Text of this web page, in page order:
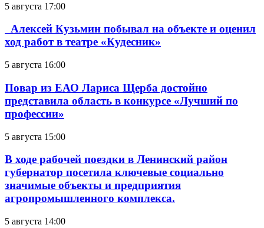
5 августа 17:00
Алексей Кузьмин побывал на объекте и оценил
ход работ в театре «Кудесник»
5 августа 16:00
Повар из ЕАО Лариса Щерба достойно
представила область в конкурсе «Лучший по
профессии»
5 августа 15:00
В ходе рабочей поездки в Ленинский район
губернатор посетила ключевые социально
значимые объекты и предприятия
агропромышленного комплекса.
5 августа 14:00